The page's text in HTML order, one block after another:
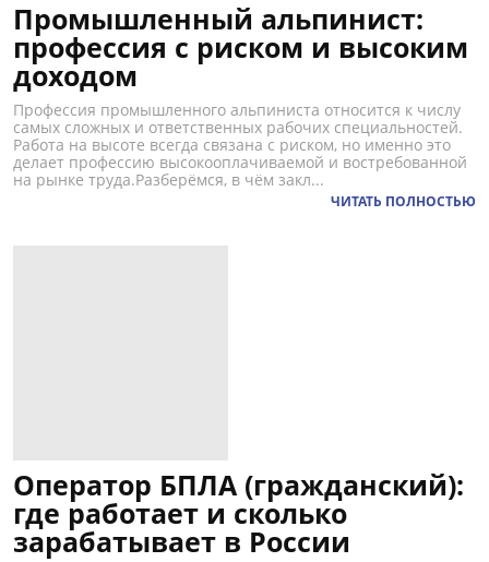
Промышленный альпинист:
профессия с риском и высоким
доходом
Профессия промышленного альпиниста относится к числу
самых сложных и ответственных рабочих специальностей.
Работа на высоте всегда связана с риском, но именно это
делает профессию высокооплачиваемой и востребованной
на рынке труда.Разберёмся, в чём закл...
ЧИТАТЬ ПОЛНОСТЬЮ
Оператор БПЛА (гражданский):
где работает и сколько
зарабатывает в России